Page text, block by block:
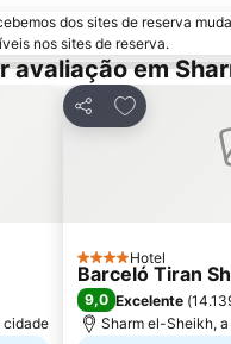
dos sites de reserva
nos sites de reserva.
avaliação em
cidade
Partilhar
Adicionar
4 Estrelas
Hotel
Barceló Tiran
9,0 Excelente (
Sharm el-Sheikh,